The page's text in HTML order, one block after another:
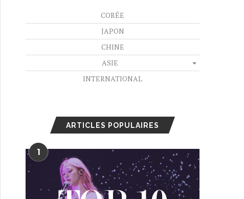
CORÉE
JAPON
CHINE
ASIE
INTERNATIONAL
ARTICLES POPULAIRES
1